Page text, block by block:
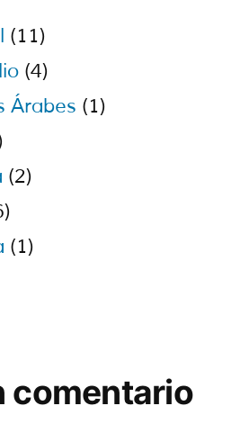
(11)
(4)
Árabes (1)
(2)
(1)
comentario